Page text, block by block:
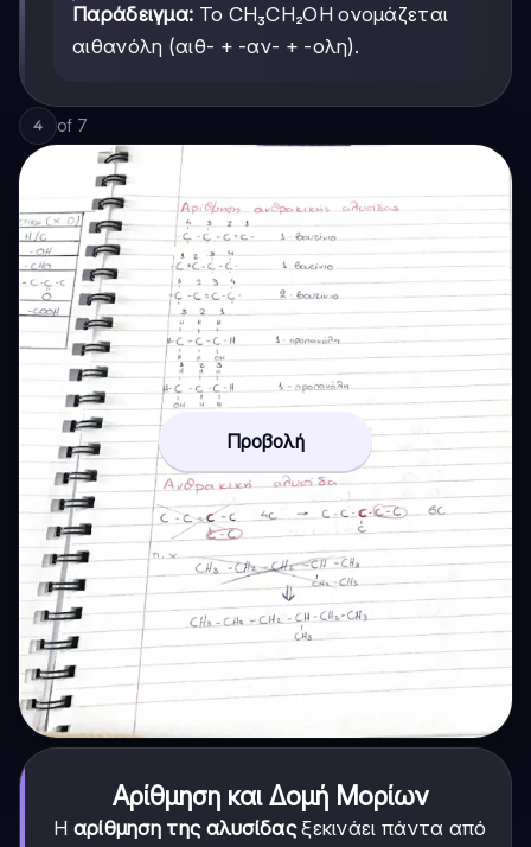
Παράδειγμα: Το CH₃CH₂OH ονομάζεται
αιθανόλη (αιθ- + -αν- + -ολη).
4 of 7
Προβολή
Αρίθμηση και Δομή Μορίων
Η αρίθμηση της αλυσίδαςξεκινάει πάντα από